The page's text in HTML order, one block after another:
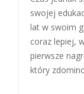
swojej
lat w swoim
coraz lepiej,
pierwsze
który